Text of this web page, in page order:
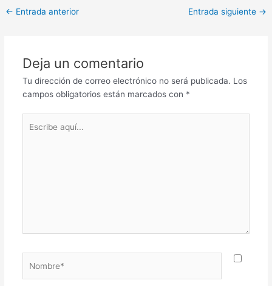
← Entrada anterior Entrada siguiente →
Deja un comentario
Tu dirección de correo electrónico no será publicada. Los
campos obligatorios están marcados con *
aquí...